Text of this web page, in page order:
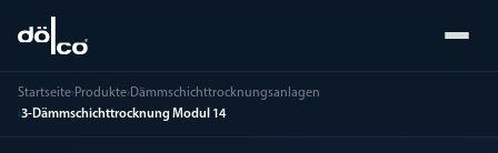
Startseite›Produkte›Dämmschichttrocknungsanlagen
›3-Dämmschichttrocknung Modul 14